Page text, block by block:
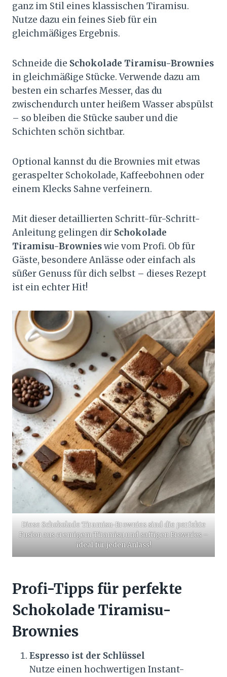
ganz im Stil eines klassischen Tiramisu.
Nutze dazu ein feines Sieb für ein
gleichmäßiges Ergebnis.
Schneide die Schokolade Tiramisu-Brownies
in gleichmäßige Stücke. Verwende dazu am
besten ein scharfes Messer, das du
zwischendurch unter heißem Wasser abspülst
– so bleiben die Stücke sauber und die
Schichten schön sichtbar.
Optional kannst du die Brownies mit etwas
geraspelter Schokolade, Kaffeebohnen oder
einem Klecks Sahne verfeinern.
Mit dieser detaillierten Schritt-für-Schritt-
Anleitung gelingen dir Schokolade
Tiramisu-Brownieswie vom Profi. Ob für
Gäste, besondere Anlässe oder einfach als
süßer Genuss für dich selbst – dieses Rezept
ist ein echter Hit!
Diese Schokolade Tiramisu-Brownies sind die perfekte
Fusion aus cremigem Tiramisu und saftigen Brownies –
ideal für jeden Anlass!
Profi-Tipps für perfekte
Schokolade Tiramisu-
Brownies
Espresso ist der Schlüssel
Nutze einen hochwertigen Instant-